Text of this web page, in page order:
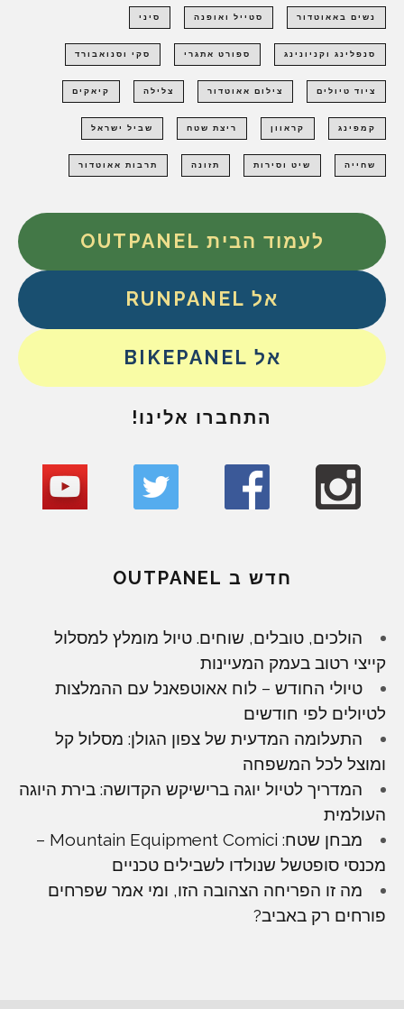
נשים באאוטדור סטייל ואופנה סיני
סנפלינג וקניונינג ספורט אתגרי סקי וסנואבורד
ציוד טיולים צילום אאוטדור צלילה קיאקים
קמפינג קראוון ריצת שטח שביל ישראל
שחייה שיט וסירות תזונה תרבות אאוטדור
לעמוד הבית OUTPANEL
אל RUNPANEL
אל BIKEPANEL
התחברו אלינו!
חדש ב OUTPANEL
הולכים, טובלים, שוחים. טיול מומלץ למסלול
קייצי רטוב בעמק המעיינות
טיולי החודש – לוח אאוטפאנל עם ההמלצות
לטיולים לפי חודשים
התעלומה המדעית של צפון הגולן: מסלול קל
ומוצל לכל המשפחה
המדריך לטיול יוגה ברישיקש הקדושה: בירת היוגה
העולמית
מבחן שטח: Mountain Equipment Comici –
מכנסי סופטשל שנולדו לשבילים טכניים
מה זו הפריחה הצהובה הזו, ומי אמר שפרחים
פורחים רק באביב?